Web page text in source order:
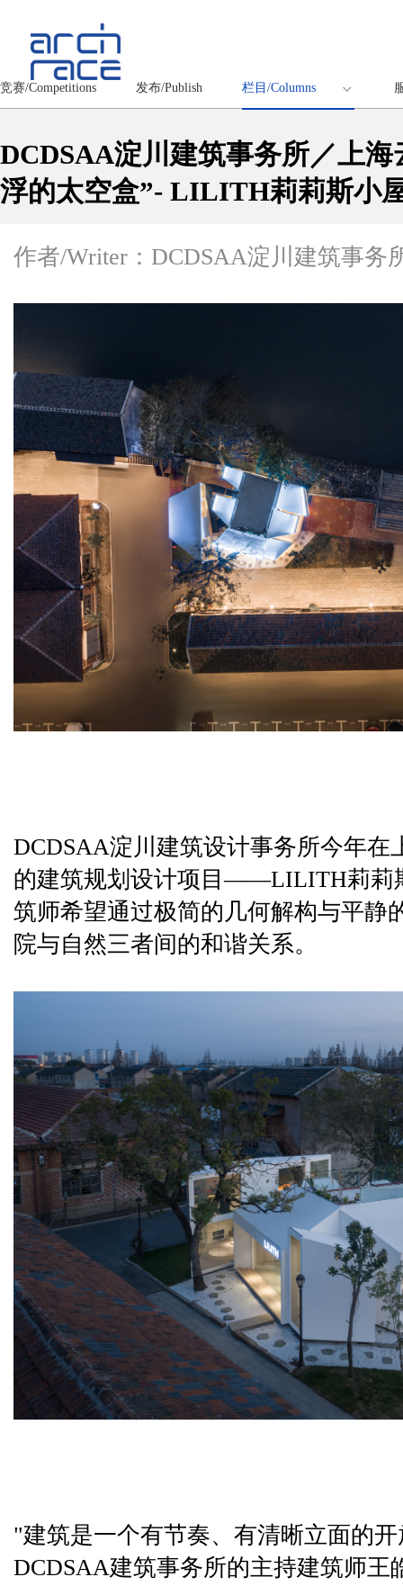
竞赛/Competitions 发布/Publish 栏目/Columns
DCDSAA淀川建筑事务所／上
浮的太空盒”- LILITH莉莉斯小
作者/Writer：DCDSAA淀川建筑事务
DCDSAA淀川建筑设计事务所今年在
的建筑规划设计项目——LILITH莉莉
筑师希望通过极简的几何解构与平静
院与自然三者间的和谐关系。
"建筑是一个有节奏、有清晰立面的
DCDSAA建筑事务所的主持建筑师王